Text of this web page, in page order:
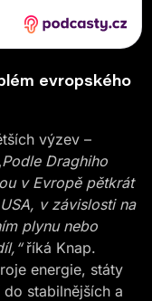
evropského
výzev –
Podle Draghiho
v Evropě pětkrát
v závislosti na
plynu nebo
říká Knap.
energie, státy
stabilnějších a